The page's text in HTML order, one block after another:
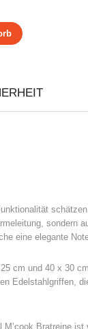
sondern
eine elegante
cm und 40 x 30
Edelstahlgriffen,
Bratreine ist